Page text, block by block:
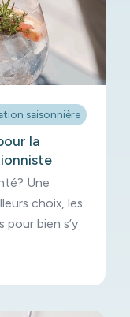
saisonnière
la
Une
choix, les
bien s’y